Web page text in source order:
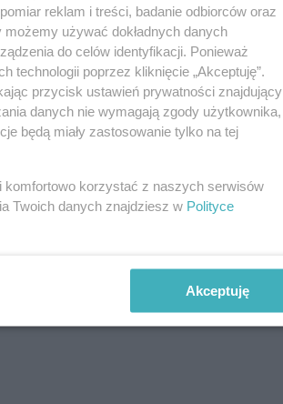
reklam i treści, badanie odbiorców oraz
używać dokładnych danych
do celów identyfikacji. Ponieważ
technologii poprzez kliknięcie „Akceptuję”.
przycisk ustawień prywatności znajdujący
danych nie wymagają zgody użytkownika,
będą miały zastosowanie tylko na tej
komfortowo korzystać z naszych serwisów
Twoich danych znajdziesz w Polityce
Akceptuję